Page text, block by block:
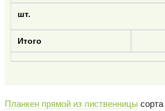
Планкен прямой из лиственницы